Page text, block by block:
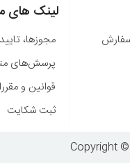
لینک های
مجوزها،
پرسش‌های
قوانین و
ثبت شکایت
Copyright